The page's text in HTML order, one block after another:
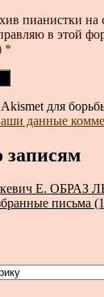
пианистки на
в этой
*
для
данные
записям
Е. ОБРАЗ
письма